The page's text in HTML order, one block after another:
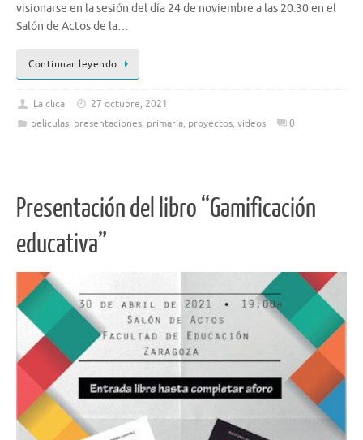
visionarse en la sesión del día 24 de noviembre a las 20:30 en el
Salón de Actos de la…
Continuar leyendo
La clica
27 octubre, 2021
peliculas, presentaciones, primaria, proyectos, videos 0
Presentación del libro “Gamificación
educativa”